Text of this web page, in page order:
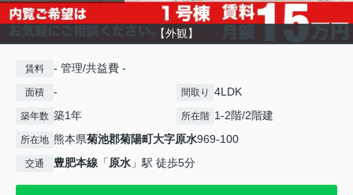
【外観】
賃料 - 管理/共益費 -
面積 - 間取り 4LDK
築年数 築1年 所在階 1-2階/2階建
所在地 熊本県菊池郡菊陽町大字原水969-100
交通 豊肥本線 「原水 」駅 徒歩5分